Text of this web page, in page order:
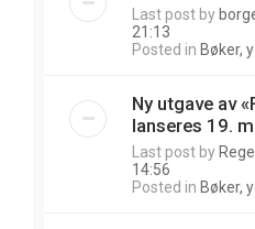
Last post by
21:13
Posted in Bøker,
Ny utgave av
lanseres 19.
Last post by
14:56
Posted in Bøker,